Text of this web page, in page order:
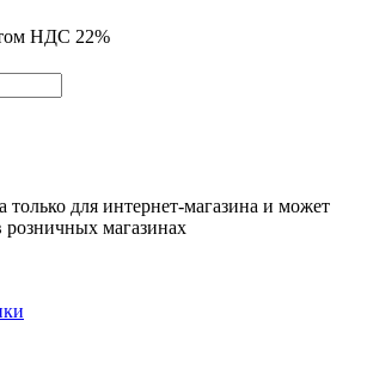
НДС 22%
только для интернет-магазина и может
розничных магазинах